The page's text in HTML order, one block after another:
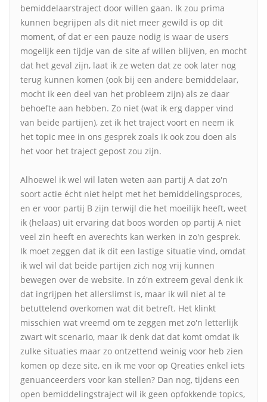
bemiddelaarstraject door willen gaan. Ik zou prima
kunnen begrijpen als dit niet meer gewild is op dit
moment, of dat er een pauze nodig is waar de users
mogelijk een tijdje van de site af willen blijven, en mocht
dat het geval zijn, laat ik ze weten dat ze ook later nog
terug kunnen komen (ook bij een andere bemiddelaar,
mocht ik een deel van het probleem zijn) als ze daar
behoefte aan hebben. Zo niet (wat ik erg dapper vind
van beide partijen), zet ik het traject voort en neem ik
het topic mee in ons gesprek zoals ik ook zou doen als
het voor het traject gepost zou zijn.
Alhoewel ik wel wil laten weten aan partij A dat zo'n
soort actie écht niet helpt met het bemiddelingsproces,
en er voor partij B zijn terwijl die het moeilijk heeft, weet
ik (helaas) uit ervaring dat boos worden op partij A niet
veel zin heeft en averechts kan werken in zo'n gesprek.
Ik moet zeggen dat ik dit een lastige situatie vind, omdat
ik wel wil dat beide partijen zich nog vrij kunnen
bewegen over de website. In zó'n extreem geval denk ik
dat ingrijpen het allerslimst is, maar ik wil niet al te
betuttelend overkomen wat dit betreft. Het klinkt
misschien wat vreemd om te zeggen met zo'n letterlijk
zwart wit scenario, maar ik denk dat dat komt omdat ik
zulke situaties maar zo ontzettend weinig voor heb zien
komen op deze site, en ik me voor op Qreaties enkel iets
genuanceerders voor kan stellen? Dan nog, tijdens een
open bemiddelingstraject wil ik geen opfokkende topics,